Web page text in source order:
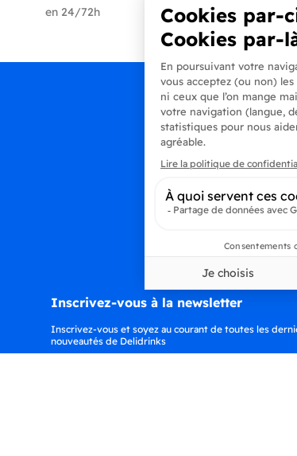
en 24/72h +33 (0)4
Inscrivez-vous à la newsletter
Inscrivez-vous et soyez au courant de toutes les
nouveautés de Delidrinks